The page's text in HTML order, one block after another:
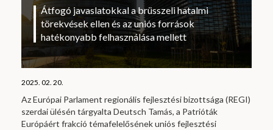
Átfogó javaslatokkal a brüsszeli hatalmi
törekvések ellen és az uniós források
hatékonyabb felhasználása mellett
2025. 02. 20.
Az Európai Parlament regionális fejlesztési bizottsága (REGI)
szerdai ülésén tárgyalta Deutsch Tamás, a Patrióták
Európáért frakció témafelelősének uniós fejlesztési